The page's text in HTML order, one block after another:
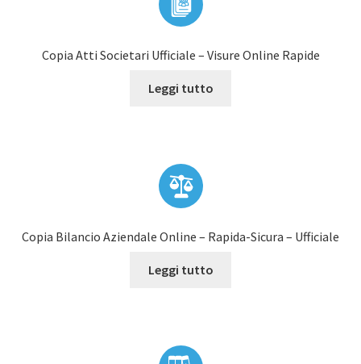
Copia Atti Societari Ufficiale – Visure Online Rapide
Leggi tutto
Copia Bilancio Aziendale Online – Rapida-Sicura – Ufficiale
Leggi tutto